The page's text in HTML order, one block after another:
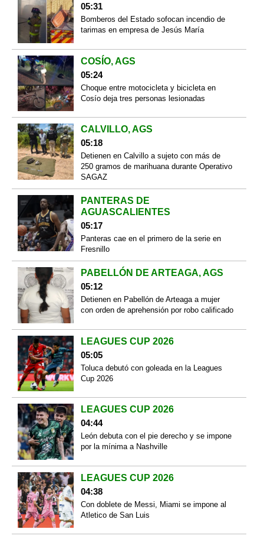
05:31
Bomberos del Estado sofocan incendio de
tarimas en empresa de Jesús María
COSÍO, AGS
05:24
Choque entre motocicleta y bicicleta en
Cosío deja tres personas lesionadas
CALVILLO, AGS
05:18
Detienen en Calvillo a sujeto con más de
250 gramos de marihuana durante Operativo
SAGAZ
PANTERAS DE
AGUASCALIENTES
05:17
Panteras cae en el primero de la serie en
Fresnillo
PABELLÓN DE ARTEAGA, AGS
05:12
Detienen en Pabellón de Arteaga a mujer
con orden de aprehensión por robo calificado
LEAGUES CUP 2026
05:05
Toluca debutó con goleada en la Leagues
Cup 2026
LEAGUES CUP 2026
04:44
León debuta con el pie derecho y se impone
por la mínima a Nashville
LEAGUES CUP 2026
04:38
Con doblete de Messi, Miami se impone al
Atletico de San Luis